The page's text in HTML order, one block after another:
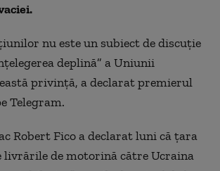
nu este un subiect de discuţie
deplină” a Uniunii
privinţă, a declarat premierul
Telegram.
Robert Fico a declarat luni că ţara
livrările de motorină către Ucraina